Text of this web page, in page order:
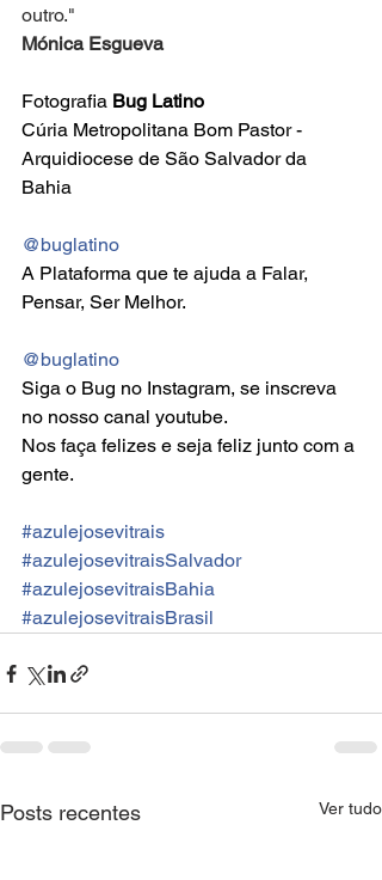
outro."
Mónica Esgueva
Fotografia Bug Latino
Cúria Metropolitana Bom Pastor -
Arquidiocese de São Salvador da
Bahia
@buglatino
A Plataforma que te ajuda a Falar,
Pensar, Ser Melhor.
@buglatino
Siga o Bug no Instagram, se inscreva
no nosso canal youtube.
Nos faça felizes e seja feliz junto com a
gente.
#azulejosevitrais
#azulejosevitraisSalvador
#azulejosevitraisBahia
#azulejosevitraisBrasil
Posts recentes Ver tudo